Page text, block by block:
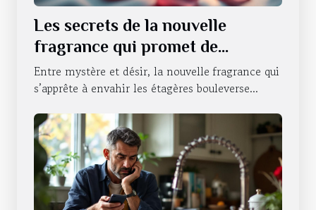
Les secrets de la nouvelle
fragrance qui promet de
révolutionner la séduction
Entre mystère et désir, la nouvelle fragrance qui
s’apprête à envahir les étagères bouleverse...